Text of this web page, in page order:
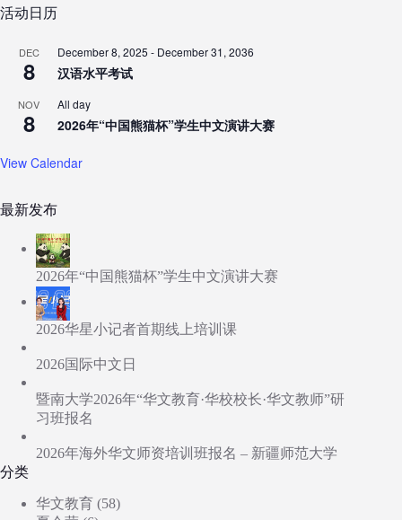
活动日历
DEC
8
December 8, 2025 - December 31, 2036
汉语水平考试
NOV
8
All day
2026年“中国熊猫杯”学生中文演讲大赛
View Calendar
最新发布
2026年“中国熊猫杯”学生中文演讲大赛
2026华星小记者首期线上培训课
2026国际中文日
暨南大学2026年“华文教育·华校校长·华文教师”研
习班报名
2026年海外华文师资培训班报名 – 新疆师范大学
分类
华文教育 (58)